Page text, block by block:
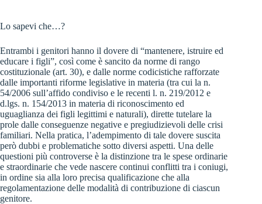
Lo sapevi che…?
Entrambi i genitori hanno il dovere di “mantenere, istruire ed
educare i figli”, così come è sancito da norme di rango
costituzionale (art. 30), e dalle norme codicistiche rafforzate
dalle importanti riforme legislative in materia (tra cui la n.
54/2006 sull’affido condiviso e le recenti l. n. 219/2012 e
d.lgs. n. 154/2013 in materia di riconoscimento ed
uguaglianza dei figli legittimi e naturali), dirette tutelare la
prole dalle conseguenze negative e pregiudizievoli delle crisi
familiari. Nella pratica, l’adempimento di tale dovere suscita
però dubbi e problematiche sotto diversi aspetti. Una delle
questioni più controverse è la distinzione tra le spese ordinarie
e straordinarie che vede nascere continui conflitti tra i coniugi,
in ordine sia alla loro precisa qualificazione che alla
regolamentazione delle modalità di contribuzione di ciascun
genitore.